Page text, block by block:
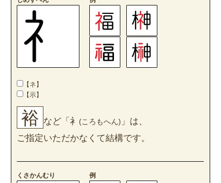
【ネ】
【示】
裕 など「衤 (ころもへん) 」は、
ご指定いただかなくて結構です。
くさかんむり 例